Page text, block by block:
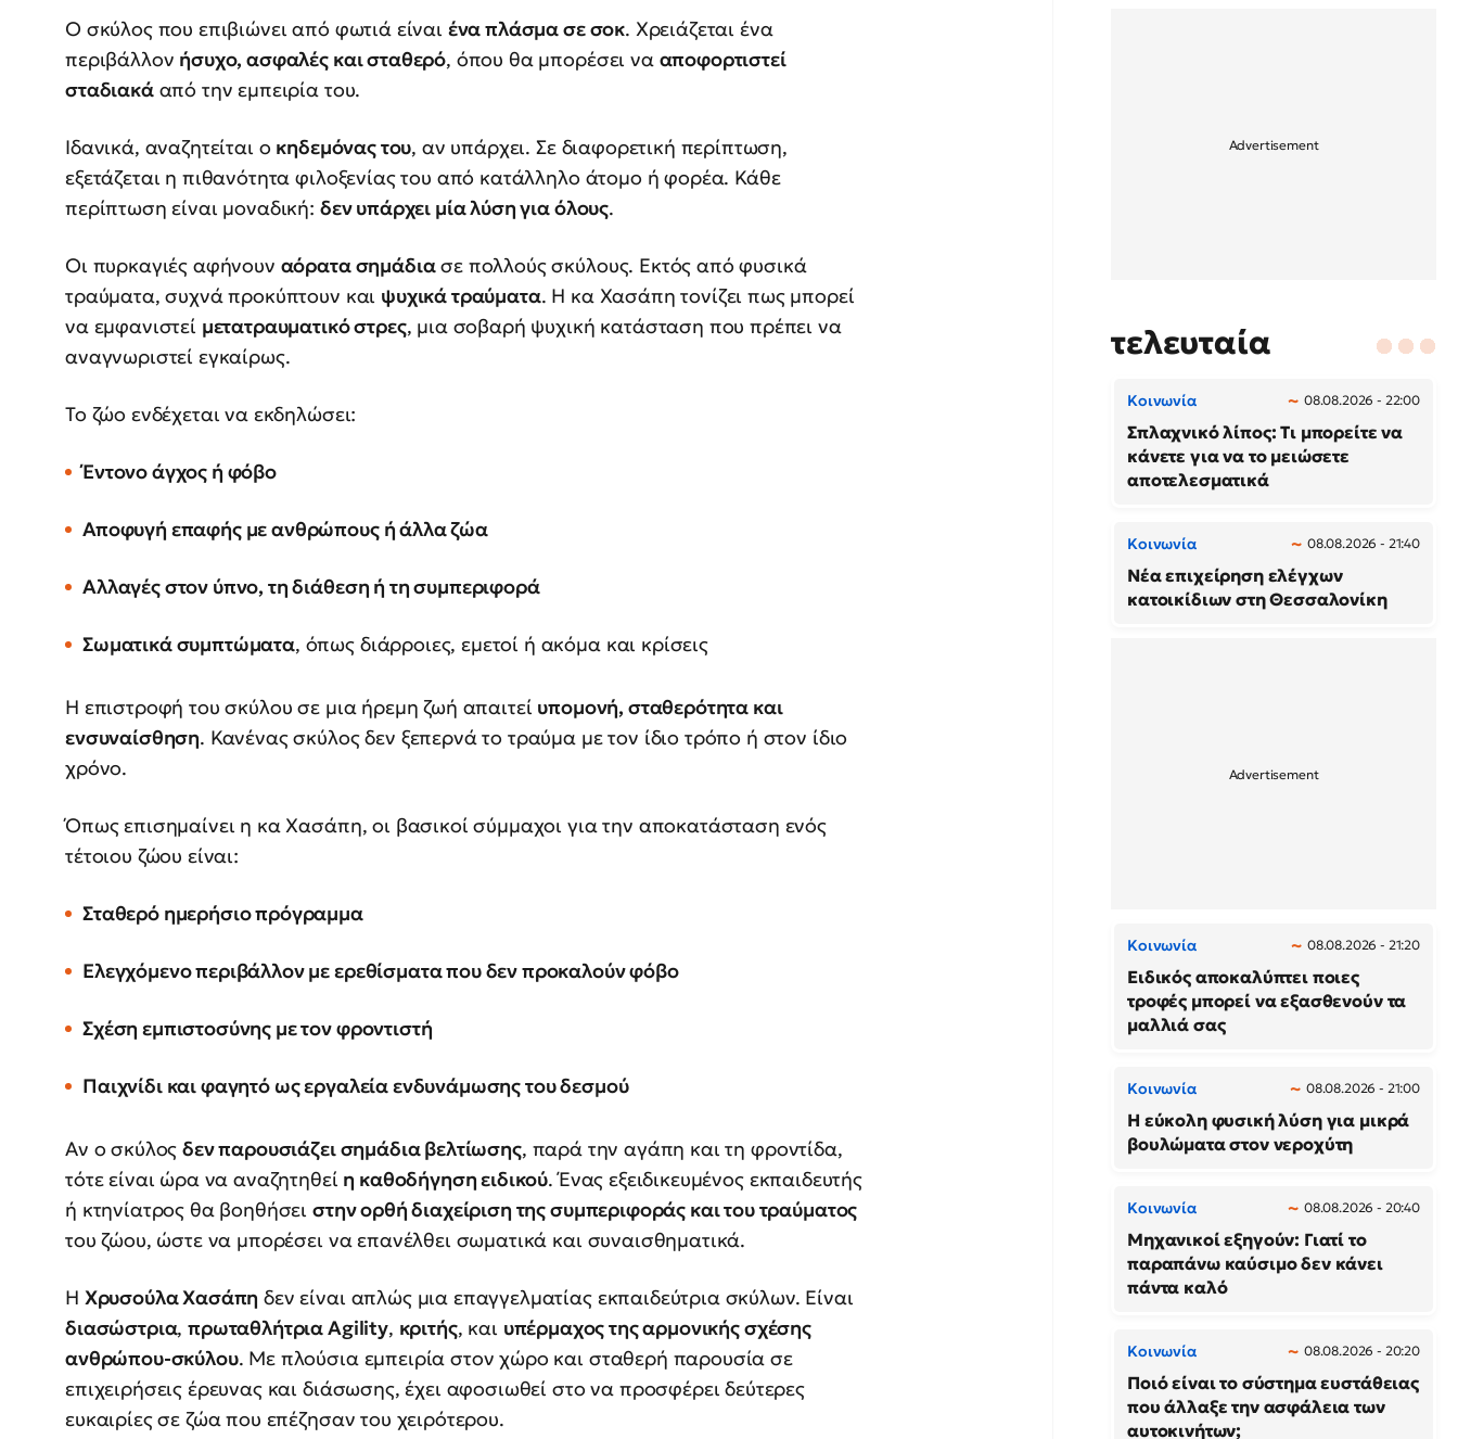
Ο σκύλος που επιβιώνει από φωτιά είναι ένα πλάσμα σε σοκ. Χρειάζεται ένα
περιβάλλον ήσυχο, ασφαλές και σταθερό, όπου θα μπορέσει να αποφορτιστεί
σταδιακάαπό την εμπειρία του.
Ιδανικά, αναζητείται ο κηδεμόνας του, αν υπάρχει. Σε διαφορετική περίπτωση,
εξετάζεται η πιθανότητα φιλοξενίας του από κατάλληλο άτομο ή φορέα. Κάθε
περίπτωση είναι μοναδική: δεν υπάρχει μία λύση για όλους.
Οι πυρκαγιές αφήνουν αόρατα σημάδιασε πολλούς σκύλους. Εκτός από φυσικά
τραύματα, συχνά προκύπτουν και ψυχικά τραύματα. Η κα Χασάπη τονίζει πως μπορεί
να εμφανιστεί μετατραυματικό στρες, μια σοβαρή ψυχική κατάσταση που πρέπει να
αναγνωριστεί εγκαίρως.
Το ζώο ενδέχεται να εκδηλώσει:
Έντονο άγχος ή φόβο
Αποφυγή επαφής με ανθρώπους ή άλλα ζώα
Αλλαγές στον ύπνο, τη διάθεση ή τη συμπεριφορά
Σωματικά συμπτώματα, όπως διάρροιες, εμετοί ή ακόμα και κρίσεις
Η επιστροφή του σκύλου σε μια ήρεμη ζωή απαιτεί υπομονή, σταθερότητα και
ενσυναίσθηση. Κανένας σκύλος δεν ξεπερνά το τραύμα με τον ίδιο τρόπο ή στον ίδιο
χρόνο.
Όπως επισημαίνει η κα Χασάπη, οι βασικοί σύμμαχοι για την αποκατάσταση ενός
τέτοιου ζώου είναι:
Σταθερό ημερήσιο πρόγραμμα
Ελεγχόμενο περιβάλλον με ερεθίσματα που δεν προκαλούν φόβο
Σχέση εμπιστοσύνης με τον φροντιστή
Παιχνίδι και φαγητό ως εργαλεία ενδυνάμωσης του δεσμού
Αν ο σκύλοςδεν παρουσιάζει σημάδια βελτίωσης, παρά την αγάπη και τη φροντίδα,
τότε είναι ώρα να αναζητηθεί η καθοδήγηση ειδικού. Ένας εξειδικευμένος εκπαιδευτής
ή κτηνίατρος θα βοηθήσει στην ορθή διαχείριση της συμπεριφοράς και του τραύματος
του ζώου, ώστε να μπορέσει να επανέλθει σωματικά και συναισθηματικά.
Η Χρυσούλα Χασάπη δεν είναι απλώς μια επαγγελματίας εκπαιδεύτρια σκύλων. Είναι
διασώστρια,πρωταθλήτρια Agility, κριτής, και υπέρμαχος της αρμονικής σχέσης
ανθρώπου-σκύλου. Με πλούσια εμπειρία στον χώρο και σταθερή παρουσία σε
επιχειρήσεις έρευνας και διάσωσης, έχει αφοσιωθεί στο να προσφέρει δεύτερες
ευκαιρίες σε ζώα που επέζησαν του χειρότερου.
τελευταία
Κοινωνία 08.08.2026 - 22:00
Σπλαχνικό λίπος: Τι μπορείτε να
κάνετε για να το μειώσετε
αποτελεσματικά
Κοινωνία 08.08.2026 - 21:40
Νέα επιχείρηση ελέγχων
κατοικίδιων στη Θεσσαλονίκη
Κοινωνία 08.08.2026 - 21:20
Ειδικός αποκαλύπτει ποιες
τροφές μπορεί να εξασθενούν τα
μαλλιά σας
Κοινωνία 08.08.2026 - 21:00
Η εύκολη φυσική λύση για μικρά
βουλώματα στον νεροχύτη
Κοινωνία 08.08.2026 - 20:40
Μηχανικοί εξηγούν: Γιατί το
παραπάνω καύσιμο δεν κάνει
πάντα καλό
Κοινωνία 08.08.2026 - 20:20
Ποιό είναι το σύστημα ευστάθειας
που άλλαξε την ασφάλεια των
αυτοκινήτων;